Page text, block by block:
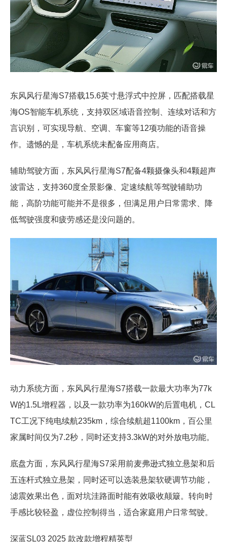
东风风行星海S7搭载15.6英寸悬浮式中控屏，匹配搭载星
海OS智能车机系统，支持双区域语音控制、连续对话和方
言识别，可实现导航、空调、车窗等12项功能的语音操
作。遗憾的是，车机系统未配备应用商店。
辅助驾驶方面，东风风行星海S7配备4颗摄像头和4颗超声
波雷达，支持360度全景影像、定速续航等驾驶辅助功
能，高阶功能可能并不是很多，但满足用户日常需求、降
低驾驶强度和疲劳感还是没问题的。
动力系统方面，东风风行星海S7搭载一款最大功率为77k
W的1.5L增程器，以及一款功率为160kW的后置电机，CL
TC工况下纯电续航235km，综合续航超1100km，百公里
家属时间仅为7.2秒，同时还支持3.3kW的对外放电功能。
底盘方面，东风风行星海S7采用前麦弗逊式独立悬架和后
五连杆式独立悬架，同时还可以选装悬架软硬调节功能，
滤震效果出色，面对坑洼路面时能有效吸收颠簸。转向时
手感比较轻盈，虚位控制得当，适合家庭用户日常驾驶。
深蓝SL03 2025 款改款增程精英型